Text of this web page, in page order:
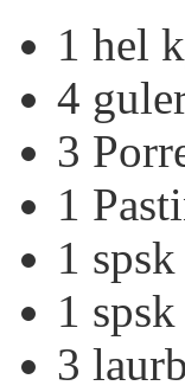
1 hel
4
3
1
1 spsk
1 spsk
3